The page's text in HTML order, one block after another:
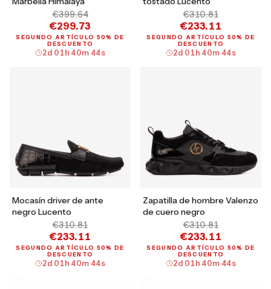
€399.64
€299.73
SEGUNDO ARTÍCULO 50% DE
DESCUENTO
2d 01 h 40m 43s
€310.81
€233.11
SEGUNDO ARTÍCULO 50% DE
DESCUENTO
2d 01 h 40m 43s
Mocasín driver de ante
negro Lucento
€310.81
€233.11
SEGUNDO ARTÍCULO 50% DE
DESCUENTO
2d 01 h 40m 43s
Zapatilla de hombre Valenzo
de cuero negro
€310.81
€233.11
SEGUNDO ARTÍCULO 50% DE
DESCUENTO
2d 01 h 40m 43s